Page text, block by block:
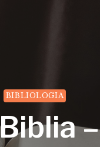
BIBLIOLOGIA
–